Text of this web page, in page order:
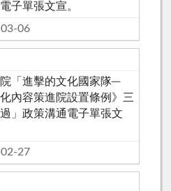
子單張文宣。
06
「進擊的文化國家隊─
化內容策進院設置條例》三
」政策溝通電子單張文
27